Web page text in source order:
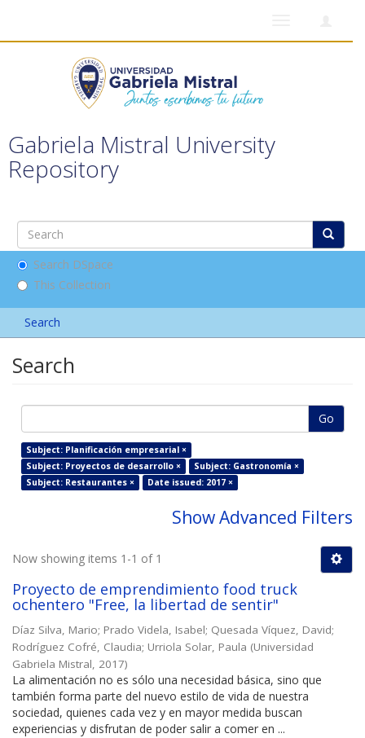
Gabriela Mistral University
Repository
Search DSpace
This Collection
Search
Search
Go
Subject: Planificación empresarial ×
Subject: Proyectos de desarrollo ×
Subject: Gastronomía ×
Subject: Restaurantes ×
Date issued: 2017 ×
Show Advanced Filters
Now showing items 1-1 of 1
Proyecto de emprendimiento food truck
ochentero "Free, la libertad de sentir"
Díaz Silva, Mario; Prado Videla, Isabel; Quesada Víquez, David;
Rodríguez Cofré, Claudia; Urriola Solar, Paula (Universidad
Gabriela Mistral, 2017)
La alimentación no es sólo una necesidad básica, sino que
también forma parte del nuevo estilo de vida de nuestra
sociedad, quienes cada vez y en mayor medida buscan
experiencias y disfrutan de poder salir a comer en ...